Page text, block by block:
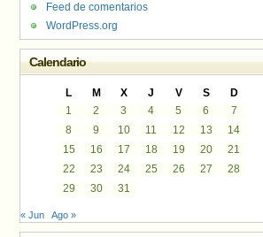
Feed de comentarios
WordPress.org
Calendario
L M X J V S
D
1
2 3 4 5 6
7
8
9 10 11 12 13
14
15
16 17 18 19 20
21
22
23 24 25 26 27
28
29
30 31
« Jun Ago »